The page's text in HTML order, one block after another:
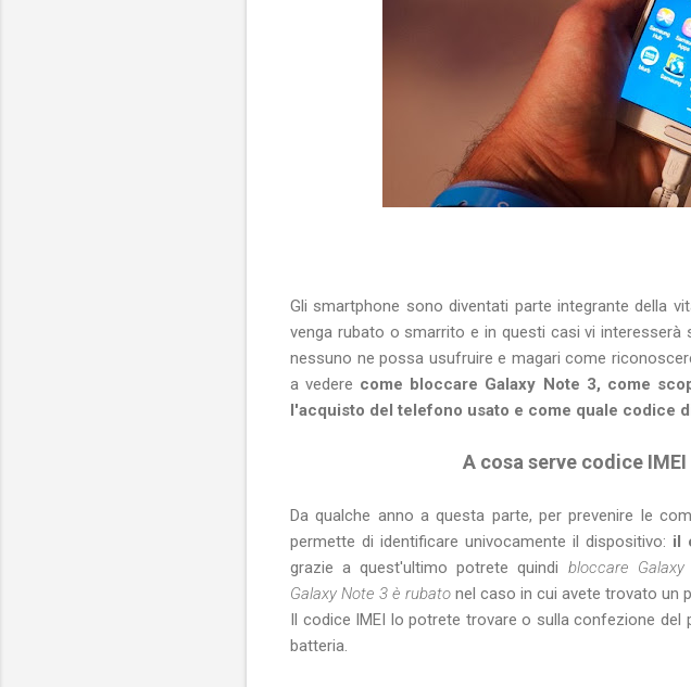
Gli smartphone sono diventati parte integrante della
venga rubato o smarrito e in questi casi vi
nessuno ne possa usufruire e magari come
a vedere come bloccare Galaxy Note 3, come
l'acquisto del telefono usato e come quale codice
A cosa serve codice
Da qualche anno a questa parte, per prevenire le
permette di identificare univocamente il dispositivo: il
grazie a quest'ultimo potrete quindi bloccare
Galaxy Note 3 è rubato nel caso in cui avete trovato un
Il codice IMEI lo potrete trovare o sulla confezione
batteria.